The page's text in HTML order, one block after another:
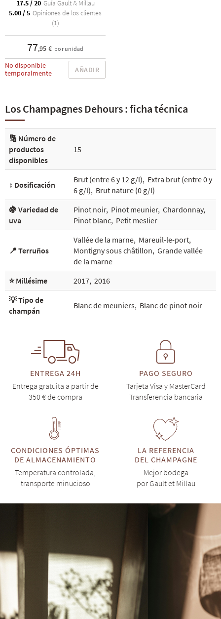
17.5 / 20 Guía Gault & Millau
5.00 / 5 Opiniones de los clientes
(1)
77,95 € por unidad
No disponible
temporalmente
AÑADIR
Los Champagnes Dehours : ficha técnica
🔢 Número de
productos
disponibles
15
↕️ Dosificación
Brut (entre 6 y 12 g/l), Extra brut (entre 0 y
6 g/l), Brut nature (0 g/l)
🍇 Variedad de
uva
Pinot noir, Pinot meunier, Chardonnay,
Pinot blanc, Petit meslier
📍 Terruños
Vallée de la marne, Mareuil-le-port,
Montigny sous châtillon, Grande vallée
de la marne
⭐ Millésime
2017, 2016
💡 Tipo de
champán
Blanc de meuniers, Blanc de pinot noir
ENTREGA 24H
Entrega gratuita a partir de
350 € de compra
PAGO SEGURO
Tarjeta Visa y MasterCard
Transferencia bancaria
CONDICIONES ÓPTIMAS
DE ALMACENAMIENTO
Temperatura controlada,
transporte minucioso
LA REFERENCIA
DEL CHAMPAGNE
Mejor bodega
por Gault et Millau